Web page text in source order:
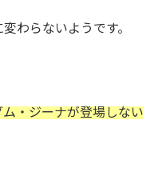
わらないようです。
・ジーナが登場しない